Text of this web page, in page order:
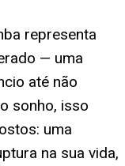
representa
— uma
até não
sonho, isso
uma
na sua vida,